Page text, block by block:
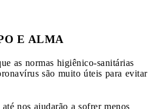
E ALMA
as normas higiênico-sanitárias
são muito úteis para evitar
nos ajudarão a sofrer menos